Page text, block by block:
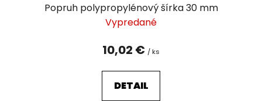
Popruh polypropylénový šírka 30 mm
Vypredané
10,02 € / ks
DETAIL